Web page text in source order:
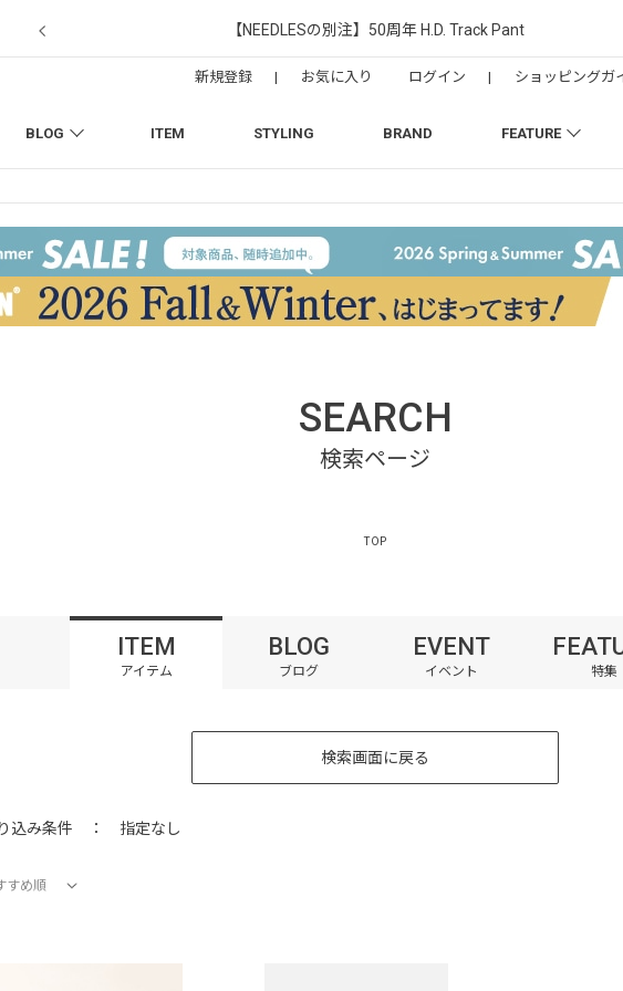
【NEEDLESの別注】50周年 H.D. Track Pant
BLOG ITEM STYLING BRAND FEATURE
新規登録 | お気に入り ログイン | ショッピングガ
SEARCH
TOP
ITEM BLOG EVENT
検索画面に戻る
込み条件 ： 指定なし
すめ順